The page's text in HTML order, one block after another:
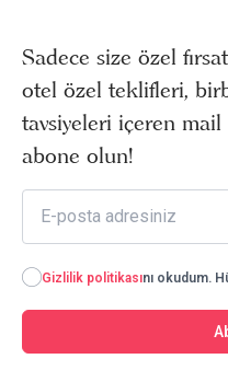
Sadece size özel
otel özel teklifleri,
tavsiyeleri içeren
abone olun!
Gizlilik politikasını okudum.